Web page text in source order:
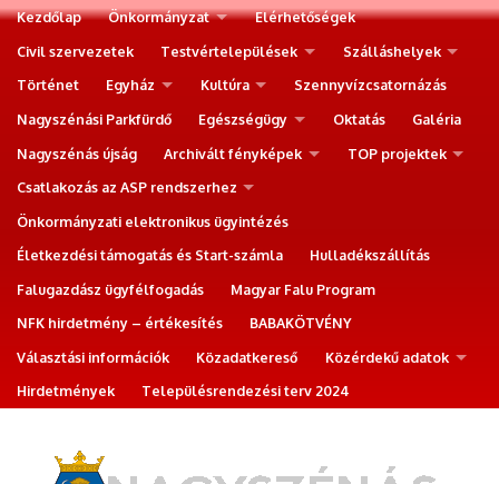
Kezdőlap Önkormányzat
Elérhetőségek
Civil szervezetek
Testvértelepülések
Szálláshelyek
Történet
Egyház Kultúra
Szennyvízcsatornázás
Nagyszénási Parkfürdő
Egészségügy Oktatás
Galéria
Nagyszénás újság
Archivált fényképek
TOP projektek
Csatlakozás az ASP rendszerhez
Önkormányzati elektronikus ügyintézés
Életkezdési támogatás és Start-számla
Hulladékszállítás
Falugazdász ügyfélfogadás
Magyar Falu Program
NFK hirdetmény – értékesítés
BABAKÖTVÉNY
Választási információk
Közadatkereső
Közérdekű adatok
Hirdetmények
Településrendezési terv 2024